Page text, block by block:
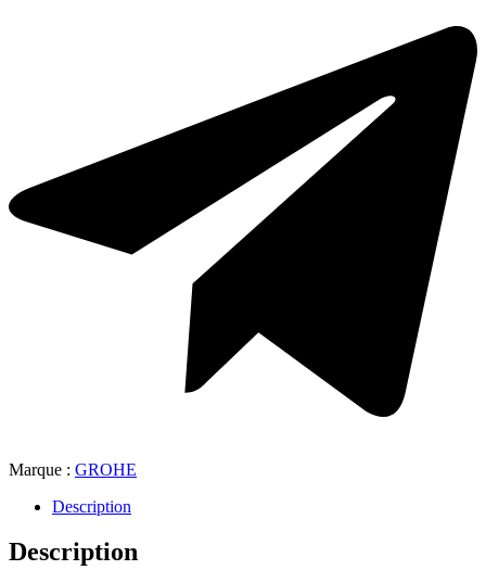
Marque : GROHE
Description
Description